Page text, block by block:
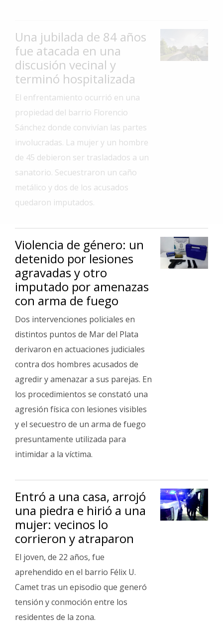
La
Ciudad
Deportes
y
Espectáculos
Policiales
Fotos
Familia
Clasificados
Una jubilada de 84 años
fue atacada en una
discusión vecinal y
terminó hospitalizada
El enfrentamiento ocurrió en una
propiedad del barrio Florencio
Sánchez donde convivían las partes
involucradas. La mujer y un hombre
de 45 debieron ser trasladados a un
sanatorio. Secuestraron un caño
metálico y dos de los acusados
quedaron imputados.
Violencia de género: un
detenido por lesiones
agravadas y otro
imputado por amenazas
con arma de fuego
Dos intervenciones policiales en
distintos puntos de Mar del Plata
derivaron en actuaciones judiciales
contra dos hombres acusados de
agredir y amenazar a sus parejas. En
los procedimientos se constató una
agresión física con lesiones visibles
y el secuestro de un arma de fuego
presuntamente utilizada para
intimidar a la víctima.
Entró a una casa, arrojó
una piedra e hirió a una
mujer: vecinos lo
corrieron y atraparon
El joven, de 22 años, fue
aprehendido en el barrio Félix U.
Camet tras un episodio que generó
tensión y conmoción entre los
residentes de la zona.